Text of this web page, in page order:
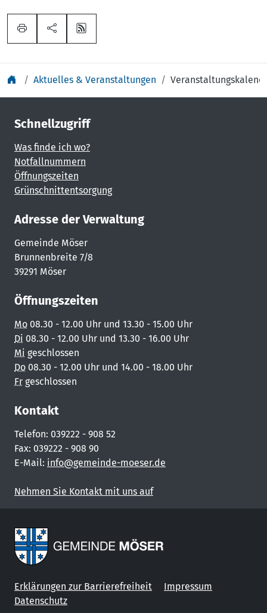
Aktuelles & Veranstaltungen
Schnellzugriff
Was finde ich wo?
Notfallnummern
Öffnungszeiten
Grünschnittentsorgung
Adresse der Verwaltung
Gemeinde Möser
Brunnenbreite 7/8
39291 Möser
Öffnungszeiten
Mo 08.30 - 12.00 Uhr und 13.30 - 15.00 Uhr
Di 08.30 - 12.00 Uhr und 13.30 - 16.00 Uhr
Mi geschlossen
Do 08.30 - 12.00 Uhr und 14.00 - 18.00 Uhr
Fr geschlossen
Kontakt
Telefon: 039222 - 908 52
Fax: 039222 - 908 90
E-Mail: info@gemeinde-moeser.de
Nehmen Sie Kontakt mit uns auf
Erklärungen zur Barrierefreiheit
Impressum
Datenschutz